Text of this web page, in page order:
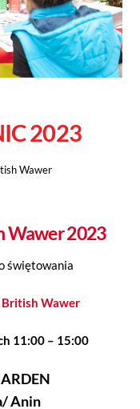
2023
Wawer
Wawer 2023
świętowania
British Wawer
11:00 – 15:00
Anin